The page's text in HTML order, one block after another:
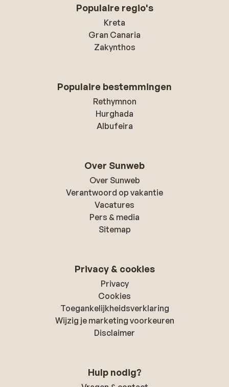
Populaire regio's
Kreta
Gran Canaria
Zakynthos
Populaire bestemmingen
Rethymnon
Hurghada
Albufeira
Over Sunweb
Over Sunweb
Verantwoord op vakantie
Vacatures
Pers & media
Sitemap
Privacy & cookies
Privacy
Cookies
Toegankelijkheidsverklaring
Wijzig je marketing voorkeuren
Disclaimer
Hulp nodig?